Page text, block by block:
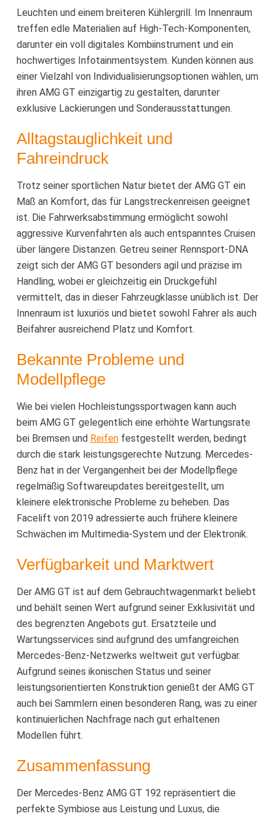
Leuchten und einem breiteren Kühlergrill. Im Innenraum
treffen edle Materialien auf High-Tech-Komponenten,
darunter ein voll digitales Kombiinstrument und ein
hochwertiges Infotainmentsystem. Kunden können aus
einer Vielzahl von Individualisierungsoptionen wählen, um
ihren AMG GT einzigartig zu gestalten, darunter
exklusive Lackierungen und Sonderausstattungen.
Alltagstauglichkeit und
Fahreindruck
Trotz seiner sportlichen Natur bietet der AMG GT ein
Maß an Komfort, das für Langstreckenreisen geeignet
ist. Die Fahrwerksabstimmung ermöglicht sowohl
aggressive Kurvenfahrten als auch entspanntes Cruisen
über längere Distanzen. Getreu seiner Rennsport-DNA
zeigt sich der AMG GT besonders agil und präzise im
Handling, wobei er gleichzeitig ein Druckgefühl
vermittelt, das in dieser Fahrzeugklasse unüblich ist. Der
Innenraum ist luxuriös und bietet sowohl Fahrer als auch
Beifahrer ausreichend Platz und Komfort.
Bekannte Probleme und
Modellpflege
Wie bei vielen Hochleistungssportwagen kann auch
beim AMG GT gelegentlich eine erhöhte Wartungsrate
bei Bremsen und Reifenfestgestellt werden, bedingt
durch die stark leistungsgerechte Nutzung. Mercedes-
Benz hat in der Vergangenheit bei der Modellpflege
regelmäßig Softwareupdates bereitgestellt, um
kleinere elektronische Probleme zu beheben. Das
Facelift von 2019 adressierte auch frühere kleinere
Schwächen im Multimedia-System und der Elektronik.
Verfügbarkeit und Marktwert
Der AMG GT ist auf dem Gebrauchtwagenmarkt beliebt
und behält seinen Wert aufgrund seiner Exklusivität und
des begrenzten Angebots gut. Ersatzteile und
Wartungsservices sind aufgrund des umfangreichen
Mercedes-Benz-Netzwerks weltweit gut verfügbar.
Aufgrund seines ikonischen Status und seiner
leistungsorientierten Konstruktion genießt der AMG GT
auch bei Sammlern einen besonderen Rang, was zu einer
kontinuierlichen Nachfrage nach gut erhaltenen
Modellen führt.
Zusammenfassung
Der Mercedes-Benz AMG GT 192 repräsentiert die
perfekte Symbiose aus Leistung und Luxus, die